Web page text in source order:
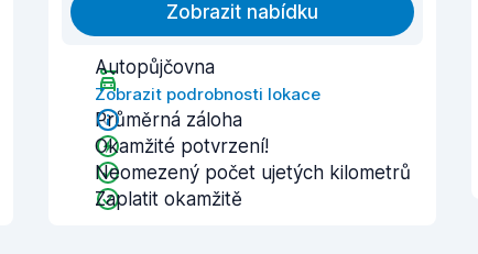
Zobrazit nabídku
Autopůjčovna
Zobrazit podrobnosti lokace
Průměrná záloha
Okamžité potvrzení!
Neomezený počet ujetých kilometrů
Zaplatit okamžitě